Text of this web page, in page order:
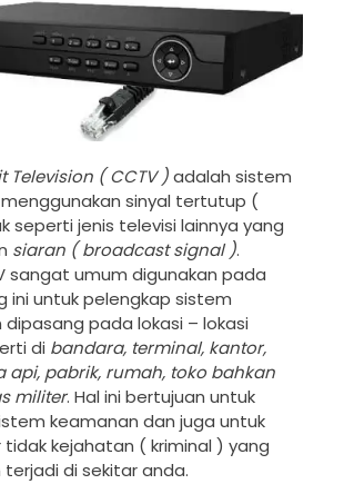
Television ( CCTV )adalah sistem
sinyal tertutup (
seperti jenis televisi lainnya yang
siaran ( broadcast signal ).
sangat umum digunakan pada
ini untuk pelengkap sistem
pada lokasi – lokasi
di bandara, terminal, kantor,
api, pabrik, rumah, toko bahkan
militer. Hal ini bertujuan untuk
keamanan dan juga untuk
kejahatan ( kriminal ) yang
terjadi di sekitar anda.